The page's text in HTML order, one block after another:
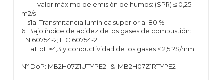
-valor máximo de emisión de humos: (SPR) ≤ 0,25
m2/s
s1a: Transmitancia lumínica superior al 80 %
6. Bajo índice de acidez de los gases de combustión:
EN 60754-2; IEC 60754-2
a1: pH≥4,3 y conductividad de los gases < 2,5 ?S/mm
Nº DoP: MB2H07Z1UTYPE2 & MB2H07Z1RTYPE2